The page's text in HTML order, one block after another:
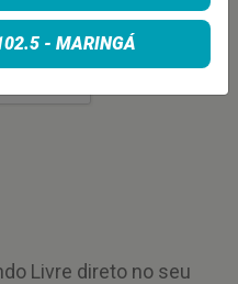
Livre direto no seu
- MARINGÁ